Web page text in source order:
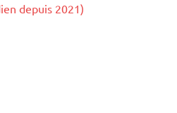
depuis 2021)